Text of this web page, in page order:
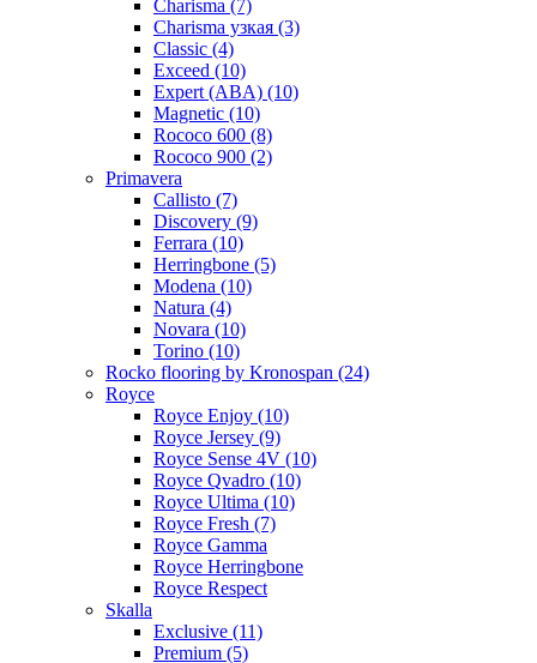
Charisma (7)
Charisma узкая (3)
Classic (4)
Exceed (10)
Expert (ABA) (10)
Magnetic (10)
Roсoсo 600 (8)
Rococo 900 (2)
Primavera
Callisto (7)
Discovery (9)
Ferrara (10)
Herringbone (5)
Modena (10)
Natura (4)
Novara (10)
Torino (10)
Rocko flooring by Kronospan (24)
Royce
Royce Enjoy (10)
Royce Jersey (9)
Royce Sense 4V (10)
Royce Qvadro (10)
Royce Ultima (10)
Royce Fresh (7)
Royce Gamma
Royce Herringbone
Royce Respect
Skalla
Exclusive (11)
Premium (5)